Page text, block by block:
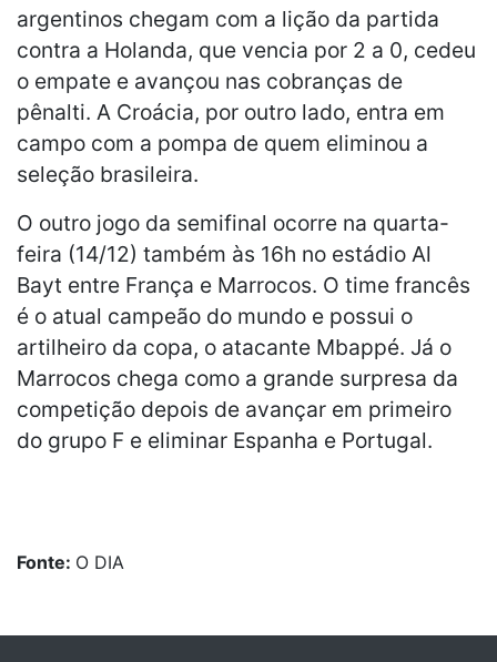
argentinos chegam com a lição da partida
contra a Holanda, que vencia por 2 a 0, cedeu
o empate e avançou nas cobranças de
pênalti. A Croácia, por outro lado, entra em
campo com a pompa de quem eliminou a
seleção brasileira.
O outro jogo da semifinal ocorre na quarta-
feira (14/12) também às 16h no estádio Al
Bayt entre França e Marrocos. O time francês
é o atual campeão do mundo e possui o
artilheiro da copa, o atacante Mbappé. Já o
Marrocos chega como a grande surpresa da
competição depois de avançar em primeiro
do grupo F e eliminar Espanha e Portugal.
Fonte: O DIA